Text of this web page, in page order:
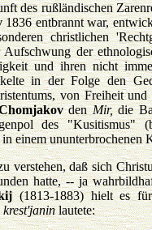
des rußländischen
1836 entbrannt war,
christlichen
der
und ihren nicht
in der Folge den
von Freiheit
denMir,die
des "Kusitismus"
einem ununterbrochenen
daß sich
hatte, -- ja
(1813-1883) hielt es
krest'janinlautete: